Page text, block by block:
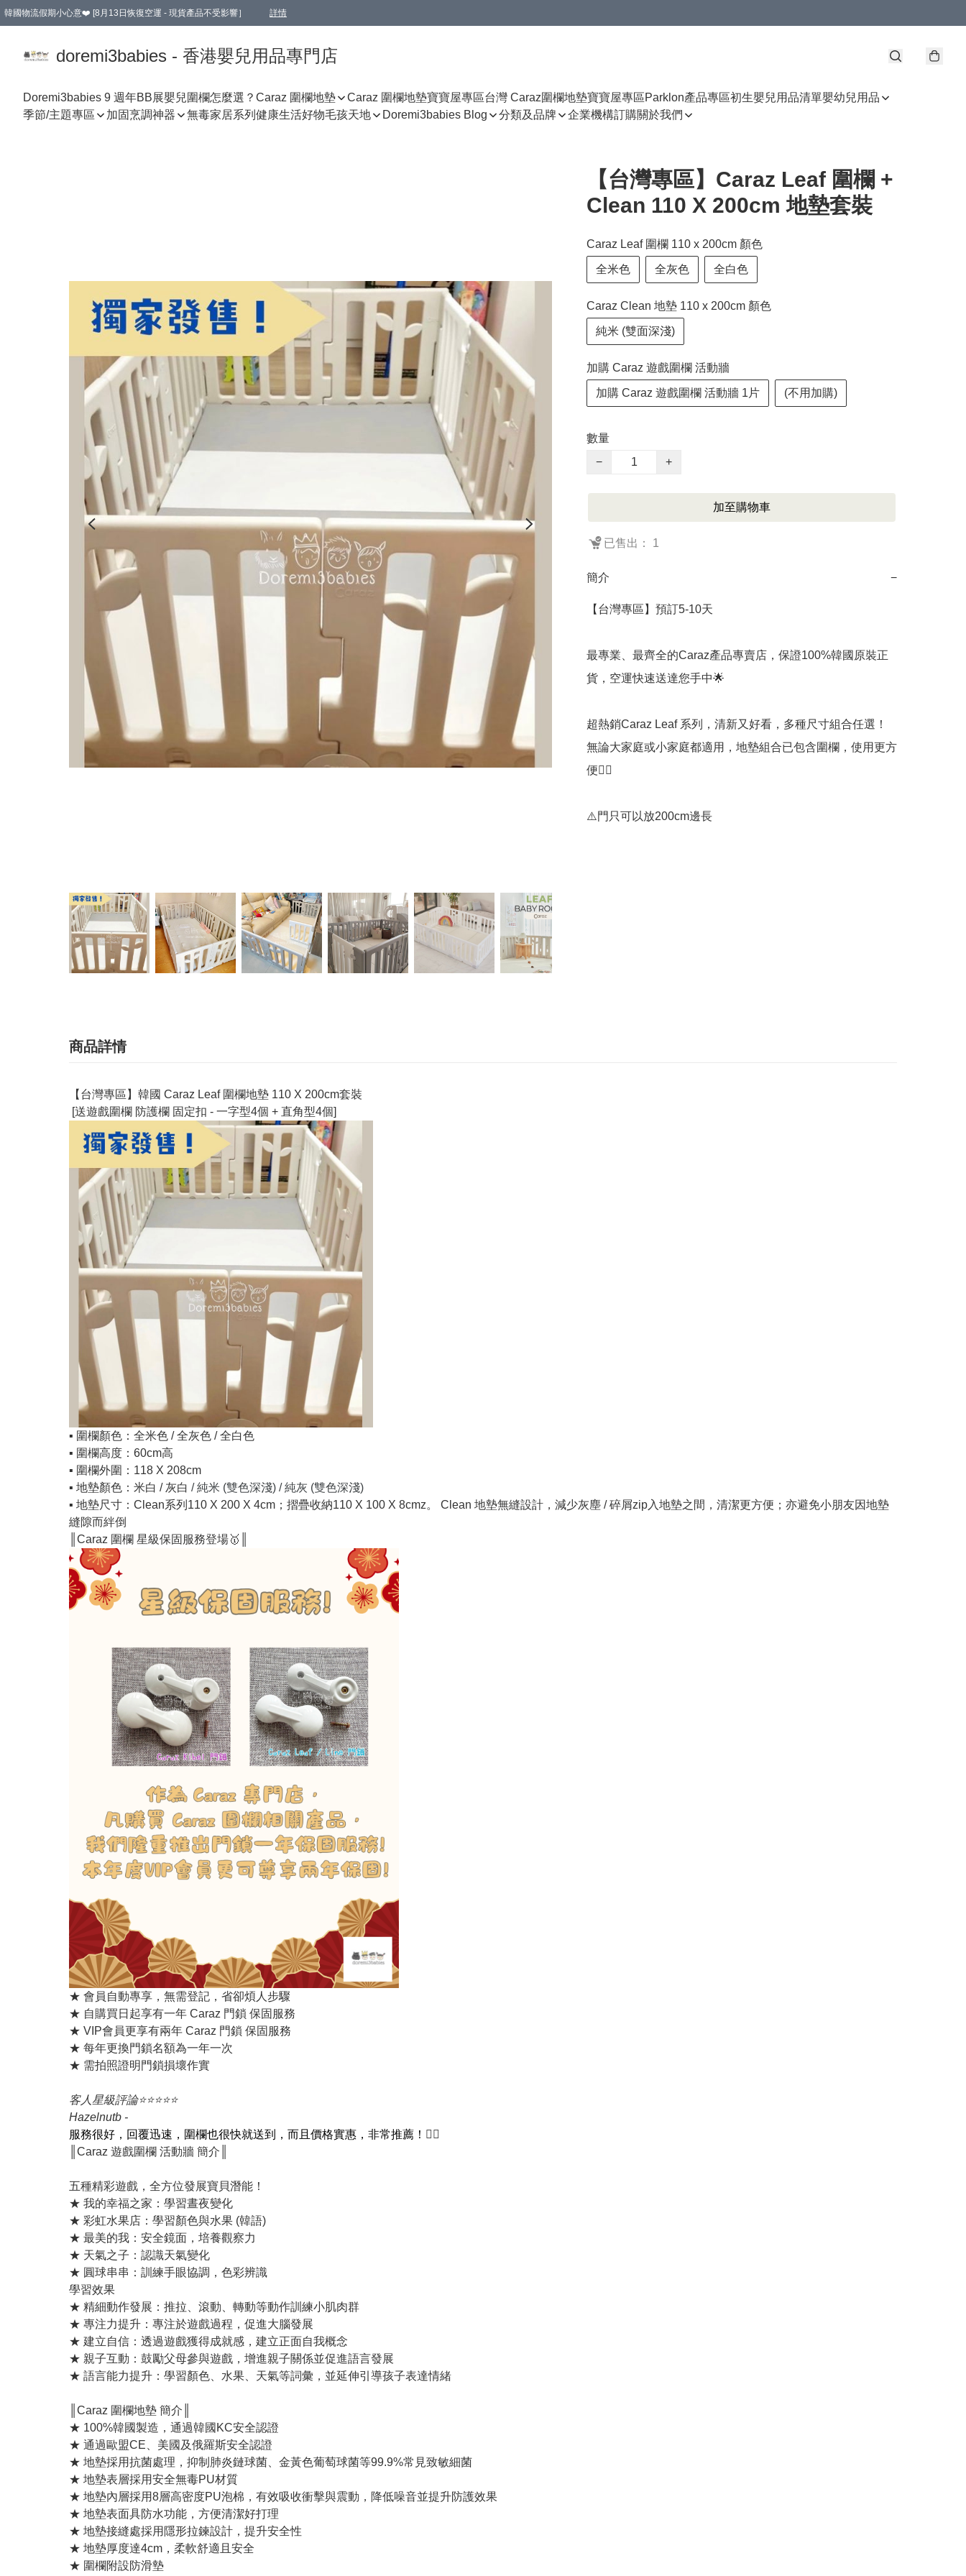
韓國物流假期小心意❤️ [8月13日恢復空運 - 現貨產品不受影響］ 詳情
doremi3babies - 香港嬰兒用品專門店
Doremi3babies 9 週年BB展嬰兒圍欄怎麼選？ Caraz 圍欄地墊 Caraz 圍欄地墊寶寶屋專區台灣 Caraz圍欄地墊寶寶屋專區Parklon產品專區初生嬰兒用品清單嬰幼兒用品
季節/主題專區
加固烹調神器 無毒家居系列 健康生活好物毛孩天地 Doremi3babies Blog 分類及品牌 企業機構訂購關於我們
【台灣專區】Caraz Leaf 圍欄 +
Clean 110 X 200cm 地墊套裝
Caraz Leaf 圍欄 110 x 200cm 顏色
全米色 全灰色 全白色
Caraz Clean 地墊 110 x 200cm 顏色
純米 (雙面深淺)
加購 Caraz 遊戲圍欄 活動牆
加購 Caraz 遊戲圍欄 活動牆 1片 (不用加購)
數量
−
+
加至購物車
已售出： 1
簡介 −
【台灣專區】預訂5-10天
最專業、最齊全的Caraz產品專賣店，保證100%韓國原裝正
貨，空運快速送達您手中🌟
超熱銷Caraz Leaf 系列，清新又好看，多種尺寸組合任選！
無論大家庭或小家庭都適用，地墊組合已包含圍欄，使用更方
便👍🏻
⚠️門只可以放200cm邊長
商品詳情
【台灣專區】韓國 Caraz Leaf 圍欄地墊 110 X 200cm套裝
[送遊戲圍欄 防護欄 固定扣 - 一字型4個 + 直角型4個]
▪️ 圍欄顏色：全米色 / 全灰色 / 全白色
▪️ 圍欄高度：60cm高
▪️ 圍欄外圍：118 X 208cm
▪️ 地墊顏色：米白 / 灰白 / 純米 (雙色深淺) / 純灰 (雙色深淺)
▪️ 地墊尺寸：Clean系列110 X 200 X 4cm；摺疊收納110 X 100 X 8cmz。 Clean 地墊無縫設計，減少灰塵 / 碎屑zip入地墊之間，清潔更方便；亦避免小朋友因地墊
縫隙而絆倒
║Caraz 圍欄 星級保固服務登場🥇║
★ 會員自動專享，無需登記，省卻煩人步驟
★ 自購買日起享有一年 Caraz 門鎖 保固服務
★ VIP會員更享有兩年 Caraz 門鎖 保固服務
★ 每年更換門鎖名額為一年一次
★ 需拍照證明門鎖損壞作實
客人星級評論⭐️⭐️⭐️⭐️⭐️
Hazelnutb -
服務很好，回覆迅速，圍欄也很快就送到，而且價格實惠，非常推薦！ 👍🏻
║Caraz 遊戲圍欄 活動牆 簡介║
五種精彩遊戲，全方位發展寶貝潛能！
★ 我的幸福之家：學習晝夜變化
★ 彩虹水果店：學習顏色與水果 (韓語)
★ 最美的我：安全鏡面，培養觀察力
★ 天氣之子：認識天氣變化
★ 圓球串串：訓練手眼協調，色彩辨識
學習效果
★ 精細動作發展：推拉、滾動、轉動等動作訓練小肌肉群
★ 專注力提升：專注於遊戲過程，促進大腦發展
★ 建立自信：透過遊戲獲得成就感，建立正面自我概念
★ 親子互動：鼓勵父母參與遊戲，增進親子關係並促進語言發展
★ 語言能力提升：學習顏色、水果、天氣等詞彙，並延伸引導孩子表達情緒
║Caraz 圍欄地墊 簡介║
★ 100%韓國製造，通過韓國KC安全認證
★ 通過歐盟CE、美國及俄羅斯安全認證
★ 地墊採用抗菌處理，抑制肺炎鏈球菌、金黃色葡萄球菌等99.9%常見致敏細菌
★ 地墊表層採用安全無毒PU材質
★ 地墊內層採用8層高密度PU泡棉，有效吸收衝擊與震動，降低噪音並提升防護效果
★ 地墊表面具防水功能，方便清潔好打理
★ 地墊接縫處採用隱形拉鍊設計，提升安全性
★ 地墊厚度達4cm，柔軟舒適且安全
★ 圍欄附設防滑墊